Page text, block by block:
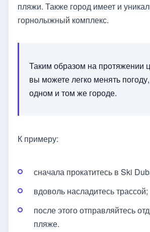
пляжи. Также город имеет и
горнолыжный комплекс.
Таким образом на протяжении
вы можете легко менять
одном и том же городе.
К примеру:
сначала прокатитесь в Ski
вдоволь насладитесь трассой;
после этого отправляйтесь
пляже.